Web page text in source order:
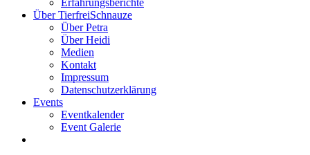
Erfahrungsberichte
Über TierfreiSchnauze
Über Petra
Über Heidi
Medien
Kontakt
Impressum
Datenschutzerklärung
Events
Eventkalender
Event Galerie